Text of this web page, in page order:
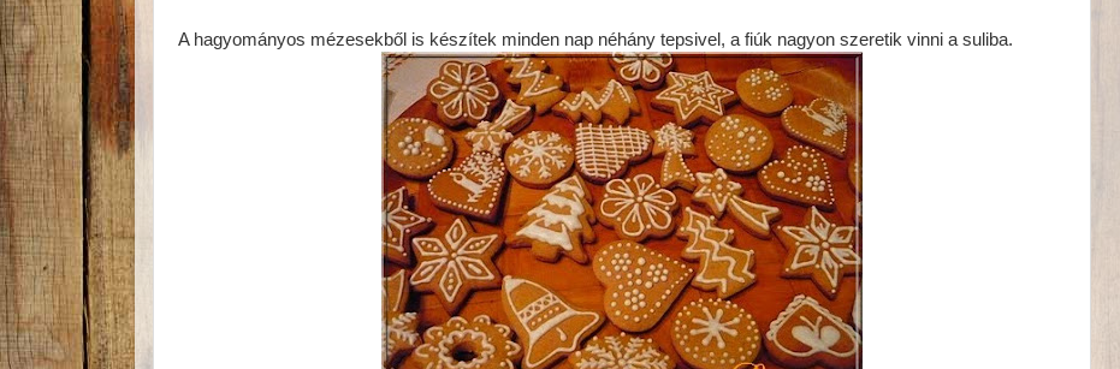
A hagyományos mézesekből is készítek minden nap néhány tepsivel, a fiúk nagyon szeretik vinni a suliba.